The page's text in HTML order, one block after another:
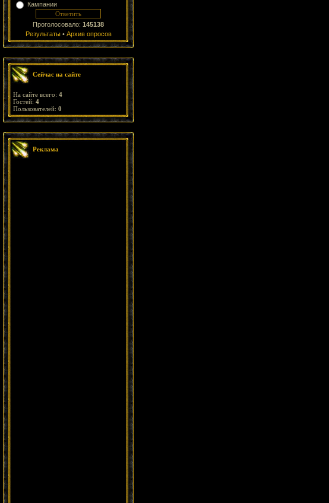
Кампании
Проголосовало: 145138
Результаты• Архив опросов
Сейчас на сайте
На сайте всего: 4
Гостей: 4
Пользователей: 0
Реклама